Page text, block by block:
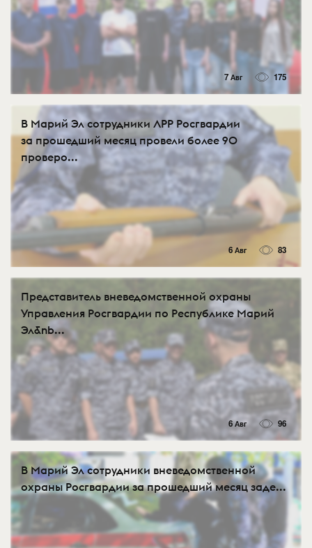
7 Авг 175
В Марий Эл сотрудники ЛРР Росгвардии
за прошедший месяц провели более 90
проверо...
6 Авг 83
Представитель вневедомственной охраны
Управления Росгвардии по Республике Марий
Эл&nb...
6 Авг 96
В Марий Эл сотрудники вневедомственной
охраны Росгвардии за прошедший месяц заде...